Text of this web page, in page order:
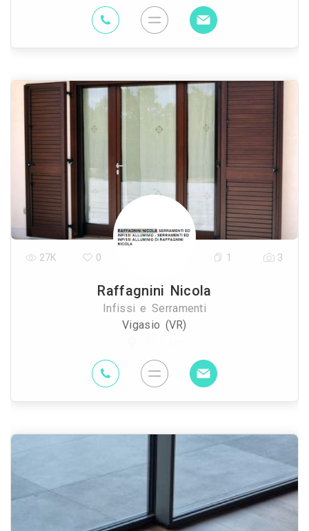
Raffagnini Nicola
Infissi e Serramenti
Vigasio (VR)
27K 0 1 3